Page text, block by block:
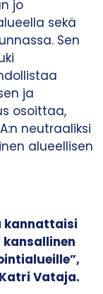
jo
sekä
Sen
ja
osoittaa,
neutraaliksi
alueellisen
kannattaisi
Vataja.